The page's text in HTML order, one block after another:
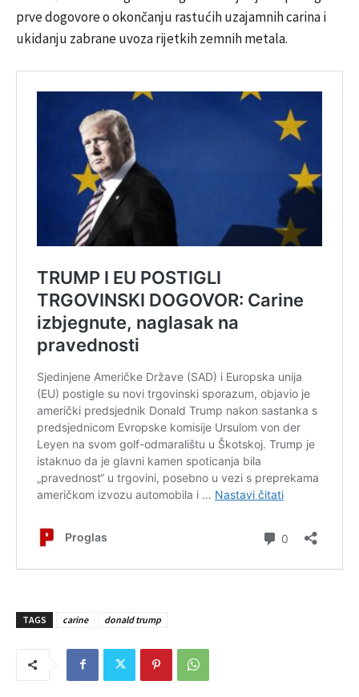
prve dogovore o okončanju rastućih uzajamnih carina i
ukidanju zabrane uvoza rijetkih zemnih metala.
TAGS carine donald trump